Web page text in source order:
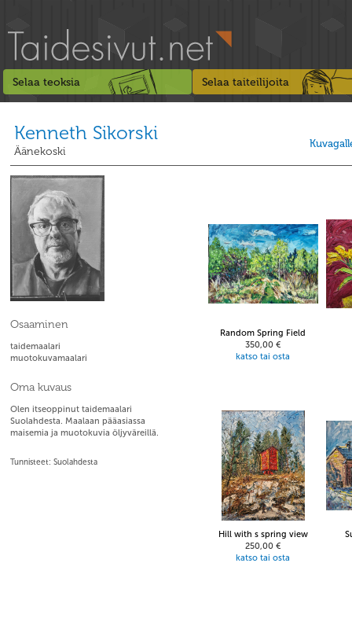
Selaa teoksia Selaa taiteilijoita
Kenneth Sikorski
Äänekoski
Osaaminen
taidemaalari
muotokuvamaalari
Oma kuvaus
Olen itseoppinut taidemaalari
Suolahdesta. Maalaan pääasiassa
maisemia ja muotokuvia öljyväreillä.
Tunnisteet: Suolahdesta
Random Spring Field
350,00 €
katso tai osta
Hill with s spring view
250,00 €
katso tai osta